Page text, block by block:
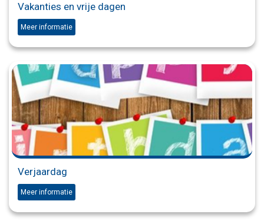
Vakanties en vrije dagen
Meer informatie
Verjaardag
Meer informatie